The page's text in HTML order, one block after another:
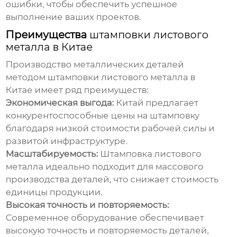
ошибки, чтобы обеспечить успешное
выполнение ваших проектов.
Преимущества штамповки листового
металла в Китае
Производство металлических деталей
методом штамповки листового металла в
Китае имеет ряд преимуществ:
Экономическая выгода: Китай предлагает
конкурентоспособные цены на штамповку
благодаря низкой стоимости рабочей силы и
развитой инфраструктуре.
Масштабируемость: Штамповка листового
металла идеально подходит для массового
производства деталей, что снижает стоимость
единицы продукции.
Высокая точность и повторяемость:
Современное оборудование обеспечивает
высокую точность и повторяемость деталей,